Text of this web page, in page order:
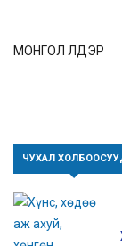
МОНГОЛ ҮҮЛДЭР
ЧУХАЛ